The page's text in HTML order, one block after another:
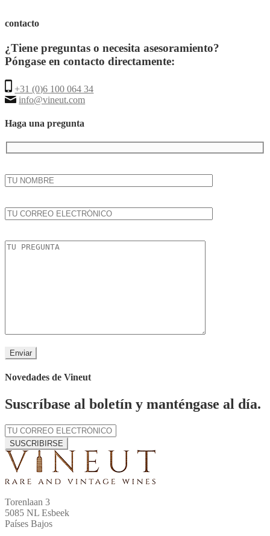
contacto
¿Tiene preguntas o necesita asesoramiento?
Póngase en contacto directamente:
+31 (0)6 100 064 34
info@vineut.com
Haga una pregunta
Novedades de Vineut
Suscríbase al boletín y manténgase al día.
SUSCRIBIRSE
Torenlaan 3
5085 NL Esbeek
Países Bajos